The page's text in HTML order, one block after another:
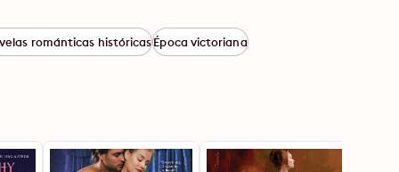
románticas históricasÉpoca victoriana